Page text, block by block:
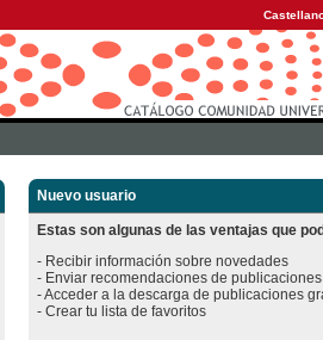
Nuevo usuario
Estas son algunas de las ventajas que
- Recibir información sobre novedades
- Enviar recomendaciones de publicaciones
- Acceder a la descarga de publicaciones